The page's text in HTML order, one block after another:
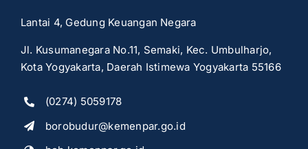
Lantai 4, Gedung Keuangan Negara
Jl. Kusumanegara No.11, Semaki, Kec. Umbulharjo,
Kota Yogyakarta, Daerah Istimewa Yogyakarta 55166
(0274) 5059178
borobudur@kemenpar.go.id